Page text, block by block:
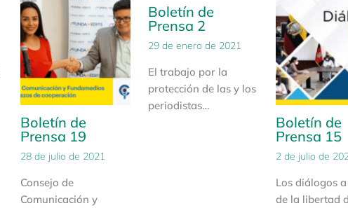
Boletín de
Prensa 19
28 de julio de 2021
Consejo de
Comunicación y
Boletín de
Prensa 2
29 de enero de 2021
El trabajo por la
protección de las y los
periodistas…
Boletín de
Prensa 15
2 de julio de
Los diálogos
de la libertad